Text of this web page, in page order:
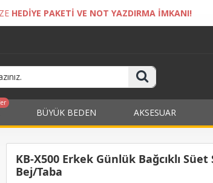
YAZDIRMA İMKANI! AÇILIŞA ÖZEL
BÜYÜK BEDEN AKSESUAR
KB-X500 Erkek Günlük Bağcıklı
Bej/Taba